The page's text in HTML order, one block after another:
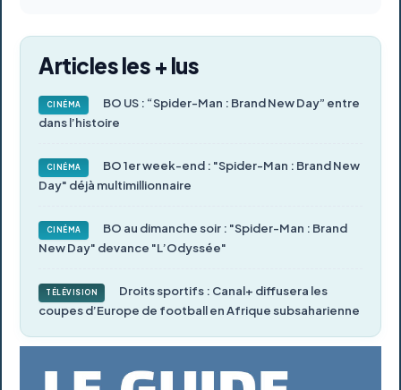
Articles les + lus
CINÉMA
BO US : “Spider-Man : Brand New Day” entre
dans l’histoire
CINÉMA
BO 1er week-end : "Spider-Man : Brand New
Day" déjà multimillionnaire
CINÉMA
BO au dimanche soir : "Spider-Man : Brand
New Day" devance "L’Odyssée"
TÉLÉVISION
Droits sportifs : Canal+ diffusera les
coupes d’Europe de football en Afrique subsaharienne